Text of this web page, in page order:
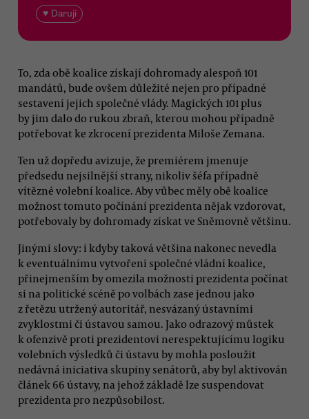
♥ Daruji
To, zda obě koalice získají dohromady alespoň 101
mandátů, bude ovšem důležité nejen pro případné
sestavení jejich společné vlády. Magických 101 plus
by jim dalo do rukou zbraň, kterou mohou případně
potřebovat ke zkrocení prezidenta Miloše Zemana.
Ten už dopředu avizuje, že premiérem jmenuje
předsedu nejsilnější strany, nikoliv šéfa případně
vítězné volební koalice. Aby vůbec měly obě koalice
možnost tomuto počínání prezidenta nějak vzdorovat,
potřebovaly by dohromady získat ve Sněmovně většinu.
Jinými slovy: i kdyby taková většina nakonec nevedla
k eventuálnímu vytvoření společné vládní koalice,
přinejmenším by omezila možnosti prezidenta počínat
si na politické scéně po volbách zase jednou jako
z řetězu utržený autoritář, nesvázaný ústavními
zvyklostmi či ústavou samou. Jako odrazový můstek
k ofenzivě proti prezidentovi nerespektujícímu logiku
volebních výsledků či ústavu by mohla posloužit
nedávná iniciativa skupiny senátorů, aby byl aktivován
článek 66 ústavy, na jehož základě lze suspendovat
prezidenta pro nezpůsobilost.